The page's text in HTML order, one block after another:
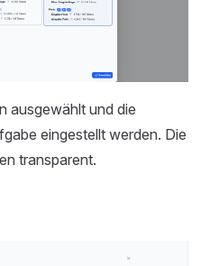
ausgewählt und die
eingestellt werden. Die
transparent.